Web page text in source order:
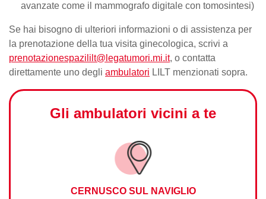
avanzate come il mammografo digitale con tomosintesi)
Se hai bisogno di ulteriori informazioni o di assistenza per
la prenotazione della tua visita ginecologica, scrivi a
prenotazionespazililt@legatumori.mi.it, o contatta
direttamente uno degli ambulatori LILT menzionati sopra.
Gli ambulatori vicini a te
CERNUSCO SUL NAVIGLIO